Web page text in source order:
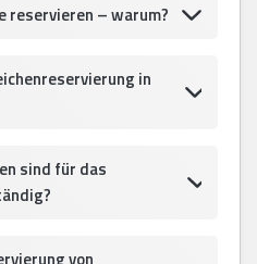
reservieren – warum?
in
sind für das
von